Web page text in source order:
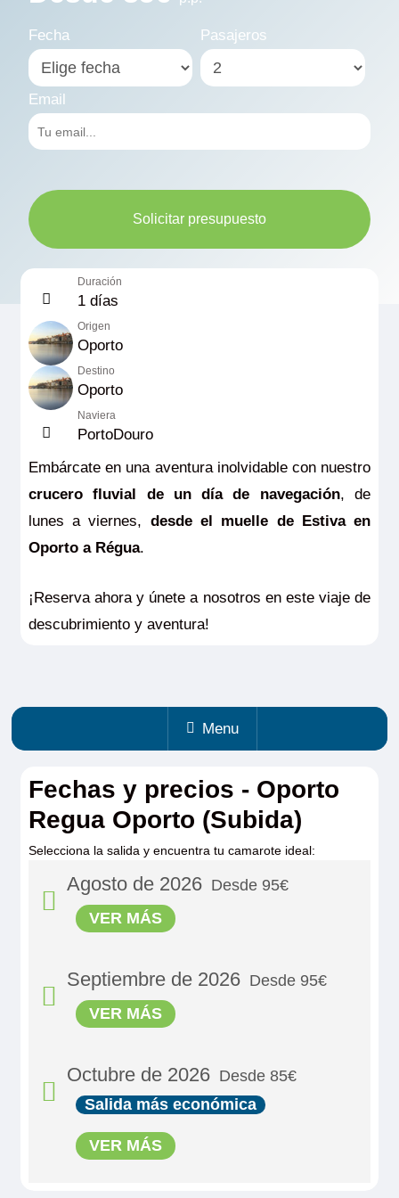
Fecha Pasajeros
Email
Solicitar presupuesto
Duración
1 días
Origen
Oporto
Destino
Oporto
Naviera
PortoDouro
Embárcate en una aventura inolvidable con nuestro
crucero fluvial de un día de navegación, de
lunes a viernes, desde el muelle de Estiva en
Oporto a Régua.
¡Reserva ahora y únete a nosotros en este viaje de
descubrimiento y aventura!
Menu
Fechas y precios - Oporto
Regua Oporto (Subida)
Selecciona la salida y encuentra tu camarote ideal:
Agosto de 2026 Desde 95€
VER MÁS
12/08/2026
13/08/2026
Septiembre de 2026 Desde 95€
VER MÁS
95€
01/09/2026
Octubre de 2026 Desde 85€
Salida más económica
VER MÁS